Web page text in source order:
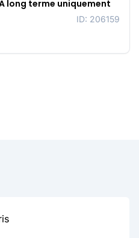
long terme uniquement
ID: 206159